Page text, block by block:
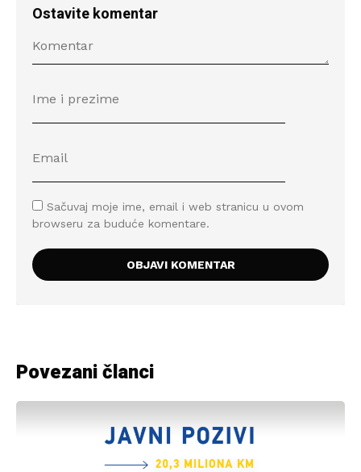
Ostavite komentar
Sačuvaj moje ime, email i web stranicu u ovom
browseru za buduće komentare.
Povezani članci